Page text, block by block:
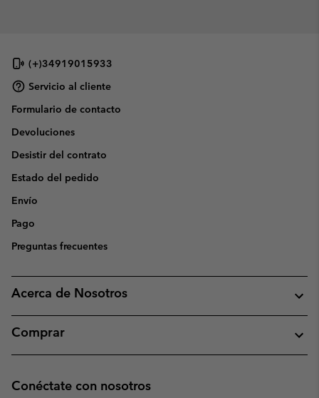
(+)34919015933
Servicio al cliente
Formulario de contacto
Devoluciones
Desistir del contrato
Estado del pedido
Envío
Pago
Preguntas frecuentes
Acerca de Nosotros
Comprar
Conéctate con nosotros